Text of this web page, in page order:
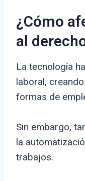
¿Cómo
al
La tecnología
laboral,
formas de
Sin embargo,
la
trabajos.